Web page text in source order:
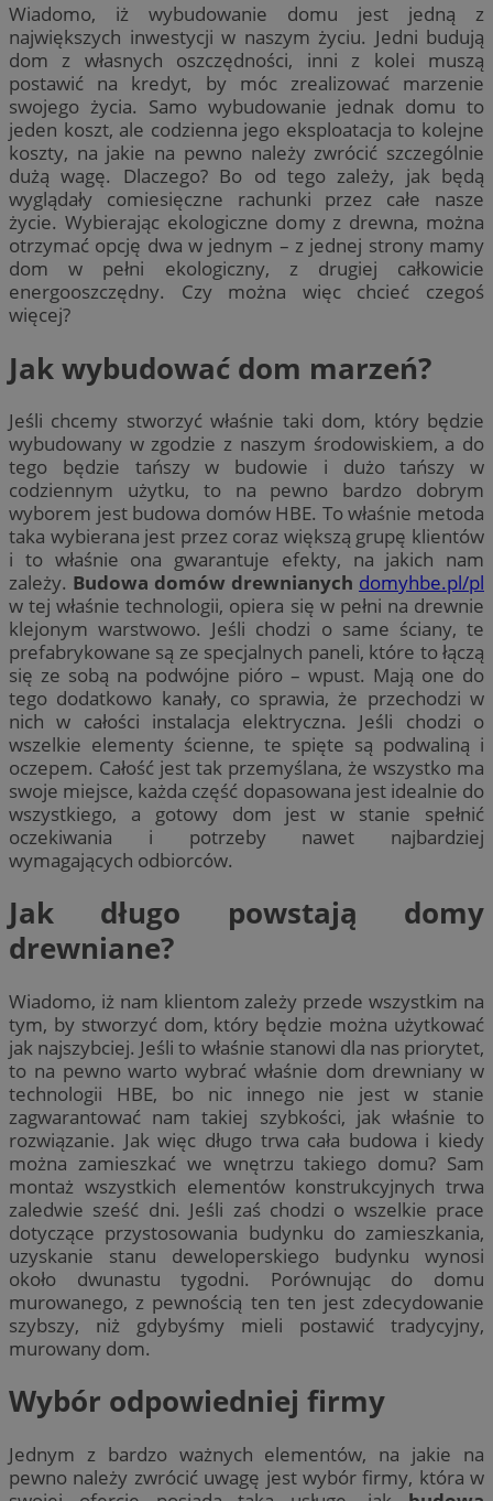
Wiadomo, iż wybudowanie domu jest jedną z
największych inwestycji w naszym życiu. Jedni budują
dom z własnych oszczędności, inni z kolei muszą
postawić na kredyt, by móc zrealizować marzenie
swojego życia. Samo wybudowanie jednak domu to
jeden koszt, ale codzienna jego eksploatacja to kolejne
koszty, na jakie na pewno należy zwrócić szczególnie
dużą wagę. Dlaczego? Bo od tego zależy, jak będą
wyglądały comiesięczne rachunki przez całe nasze
życie. Wybierając ekologiczne domy z drewna, można
otrzymać opcję dwa w jednym – z jednej strony mamy
dom w pełni ekologiczny, z drugiej całkowicie
energooszczędny. Czy można więc chcieć czegoś
więcej?
Jak wybudować dom marzeń?
Jeśli chcemy stworzyć właśnie taki dom, który będzie
wybudowany w zgodzie z naszym środowiskiem, a do
tego będzie tańszy w budowie i dużo tańszy w
codziennym użytku, to na pewno bardzo dobrym
wyborem jest budowa domów HBE. To właśnie metoda
taka wybierana jest przez coraz większą grupę klientów
i to właśnie ona gwarantuje efekty, na jakich nam
zależy. Budowa domów drewnianych domyhbe.pl/pl
w tej właśnie technologii, opiera się w pełni na drewnie
klejonym warstwowo. Jeśli chodzi o same ściany, te
prefabrykowane są ze specjalnych paneli, które to łączą
się ze sobą na podwójne pióro – wpust. Mają one do
tego dodatkowo kanały, co sprawia, że przechodzi w
nich w całości instalacja elektryczna. Jeśli chodzi o
wszelkie elementy ścienne, te spięte są podwaliną i
oczepem. Całość jest tak przemyślana, że wszystko ma
swoje miejsce, każda część dopasowana jest idealnie do
wszystkiego, a gotowy dom jest w stanie spełnić
oczekiwania i potrzeby nawet najbardziej
wymagających odbiorców.
Jak długo powstają domy
drewniane?
Wiadomo, iż nam klientom zależy przede wszystkim na
tym, by stworzyć dom, który będzie można użytkować
jak najszybciej. Jeśli to właśnie stanowi dla nas priorytet,
to na pewno warto wybrać właśnie dom drewniany w
technologii HBE, bo nic innego nie jest w stanie
zagwarantować nam takiej szybkości, jak właśnie to
rozwiązanie. Jak więc długo trwa cała budowa i kiedy
można zamieszkać we wnętrzu takiego domu? Sam
montaż wszystkich elementów konstrukcyjnych trwa
zaledwie sześć dni. Jeśli zaś chodzi o wszelkie prace
dotyczące przystosowania budynku do zamieszkania,
uzyskanie stanu deweloperskiego budynku wynosi
około dwunastu tygodni. Porównując do domu
murowanego, z pewnością ten ten jest zdecydowanie
szybszy, niż gdybyśmy mieli postawić tradycyjny,
murowany dom.
Wybór odpowiedniej firmy
Jednym z bardzo ważnych elementów, na jakie na
pewno należy zwrócić uwagę jest wybór firmy, która w